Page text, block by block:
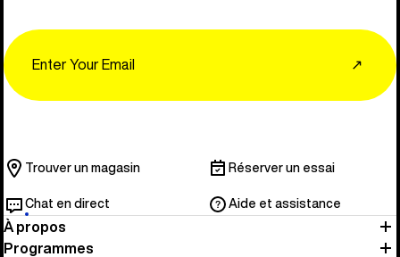
↗
Trouver un magasin Réserver un essai
Chat en direct Aide et assistance
À propos
Programmes